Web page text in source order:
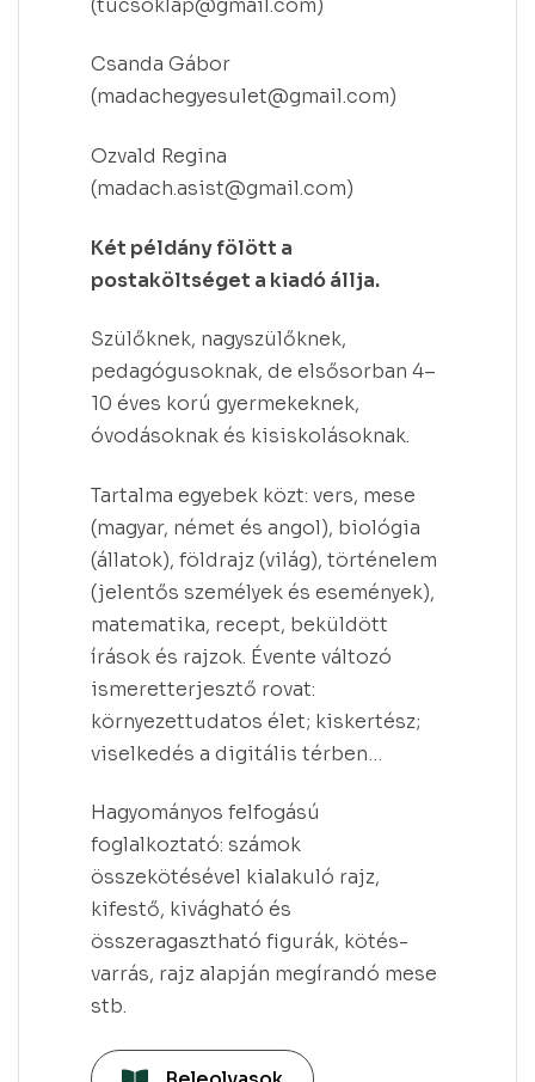
Csanda Gábor
(madachegyesulet@gmail.com)
Ozvald Regina
(madach.asist@gmail.com)
Két példány fölött a
postaköltséget a kiadó állja.
Szülőknek, nagyszülőknek,
pedagógusoknak, de elsősorban 4–
10 éves korú gyermekeknek,
óvodásoknak és kisiskolásoknak.
Tartalma egyebek közt: vers, mese
(magyar, német és angol), biológia
(állatok), földrajz (világ), történelem
(jelentős személyek és események),
matematika, recept, beküldött
írások és rajzok. Évente változó
ismeretterjesztő rovat:
környezettudatos élet; kiskertész;
viselkedés a digitális térben…
Hagyományos felfogású
foglalkoztató: számok
összekötésével kialakuló rajz,
kifestő, kivágható és
összeragasztható figurák, kötés-
varrás, rajz alapján megírandó mese
stb.